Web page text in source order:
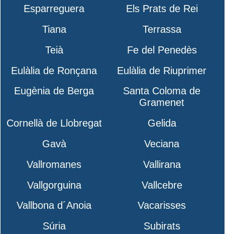
Esparreguera
Els Prats de Rei
Tiana
Terrassa
Teià
Fe del Penedès
Eulàlia de Ronçana
Eulàlia de Riuprimer
Eugènia de Berga
Santa Coloma de
Gramenet
Cornellà de Llobregat
Gelida
Gavà
Veciana
Vallromanes
Vallirana
Vallgorguina
Vallcebre
Vallbona d´Anoia
Vacarisses
Súria
Subirats